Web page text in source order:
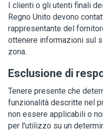
I clienti o gli utenti finali
Regno Unito devono
rappresentante del
ottenere informazioni sul
zona.
Esclusione di
Tenere presente che
funzionalità descritte nel
non essere applicabili o
per l'utilizzo su un